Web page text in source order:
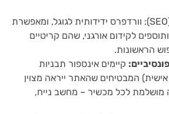
מותאם לקידום אורגני (SEO): וורדפרס ידידותית לגוגל, ומאפשרת
לקידום אורגני, שהם קריטיים
הראשונות.
קיימים אינספור תבניות
אישית) המבטיחים שהאתר ייראה מצוין
מושלמת לכל מכשיר – מחשב נייח,